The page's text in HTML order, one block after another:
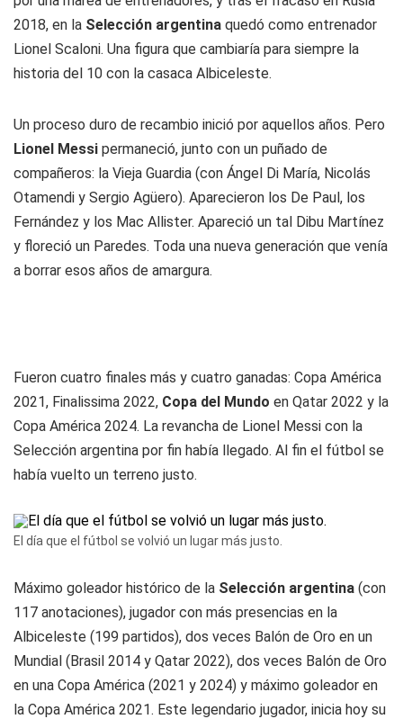
2018, en la Selección argentina quedó como entrenador
Lionel Scaloni. Una figura que cambiaría para siempre la
historia del 10 con la casaca Albiceleste.
Un proceso duro de recambio inició por aquellos años. Pero
Lionel Messi permaneció, junto con un puñado de
compañeros: la Vieja Guardia (con Ángel Di María, Nicolás
Otamendi y Sergio Agüero). Aparecieron los De Paul, los
Fernández y los Mac Allister. Apareció un tal Dibu Martínez
y floreció un Paredes. Toda una nueva generación que venía
a borrar esos años de amargura.
Fueron cuatro finales más y cuatro ganadas: Copa América
2021, Finalissima 2022, Copa del Mundo en Qatar 2022 y la
Copa América 2024. La revancha de Lionel Messi con la
Selección argentina por fin había llegado. Al fin el fútbol se
había vuelto un terreno justo.
El día que el fútbol se volvió un lugar más justo.
Máximo goleador histórico de la Selección argentina (con
117 anotaciones), jugador con más presencias en la
Albiceleste (199 partidos), dos veces Balón de Oro en un
Mundial (Brasil 2014 y Qatar 2022), dos veces Balón de Oro
en una Copa América (2021 y 2024) y máximo goleador en
la Copa América 2021. Este legendario jugador, inicia hoy su